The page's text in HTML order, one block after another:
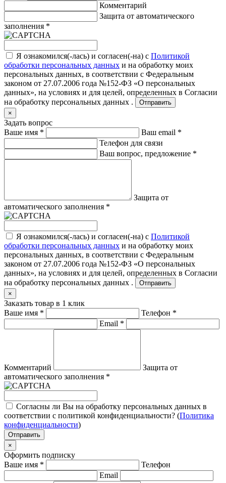
Комментарий
Защита от автоматического
заполнения *
Я ознакомился(-лась) и согласен(-на) с Политикой
обработки персональных данных и на обработку моих
персональных данных, в соответствии с Федеральным
законом от 27.07.2006 года №152-ФЗ «О персональных
данных», на условиях и для целей, определенных в Согласии
на обработку персональных данных .
Отправить
×
Задать вопрос
Ваше имя * Ваш email *
Телефон для связи
Ваш вопрос, предложение *
Защита от
автоматического заполнения *
Я ознакомился(-лась) и согласен(-на) с Политикой
обработки персональных данных и на обработку моих
персональных данных, в соответствии с Федеральным
законом от 27.07.2006 года №152-ФЗ «О персональных
данных», на условиях и для целей, определенных в Согласии
на обработку персональных данных .
Отправить
×
Заказать товар в 1 клик
Ваше имя * Телефон *
Email *
Комментарий
Защита от
автоматического заполнения *
Согласны ли Вы на обработку персональных данных в
соответствии с политикой конфиденциальности? (Политика
конфиденциальности)
Отправить
×
Оформить подписку
Ваше имя *
Телефон
Email